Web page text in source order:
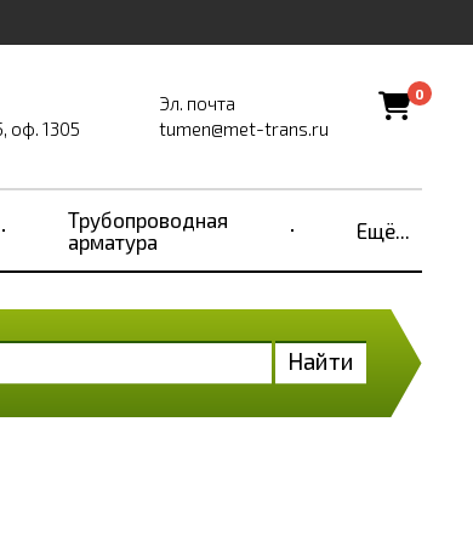
оф. 1305
Эл. почта
tumen@met-trans.ru
0
Трубопроводная
арматура
Ещё...
Найти